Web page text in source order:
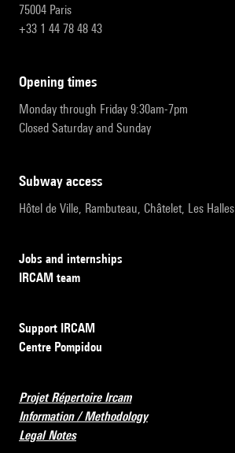
75004 Paris
+33 1 44 78 48 43
opening times
Monday through Friday 9:30am-7pm
Closed Saturday and Sunday
subway access
Hôtel de Ville, Rambuteau, Châtelet, Les Halles
Jobs and internships
IRCAM team
Support IRCAM
Centre Pompidou
Projet Répertoire Ircam
Information / Methodology
Legal Notes